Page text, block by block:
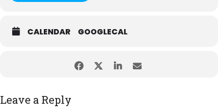
CALENDAR GOOGLECAL
Leave a Reply